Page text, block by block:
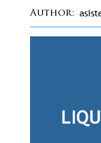
Author